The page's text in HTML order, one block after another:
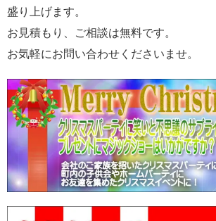
盛り上げます。
お見積もり、ご相談は無料です。
お気軽にお問い合わせくださいませ。